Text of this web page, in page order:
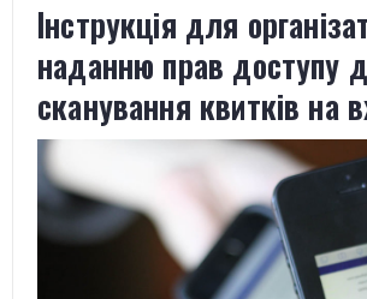
​Інструкція для
наданню прав доступу
сканування квитків на